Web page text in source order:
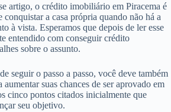
artigo, o crédito imobiliário em Piracema é
conquistar a casa própria quando não há a
à vista. Esperamos que depois de ler esse
entendido com conseguir crédito
sobre o assunto.
seguir o passo a passo, você deve também
aumentar suas chances de ser aprovado em
cinco pontos citados inicialmente que
seu objetivo.